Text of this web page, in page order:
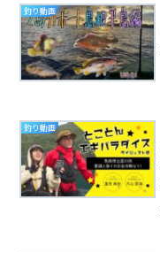
釣り動画
釣り動画